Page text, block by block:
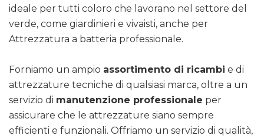
ideale per tutti coloro che lavorano nel settore del
verde, come giardinieri e vivaisti, anche per
Attrezzatura a batteria professionale.
Forniamo un ampio assortimento di ricambi e di
attrezzature tecniche di qualsiasi marca, oltre a un
servizio di manutenzione professionale per
assicurare che le attrezzature siano sempre
efficienti e funzionali. Offriamo un servizio di qualità,